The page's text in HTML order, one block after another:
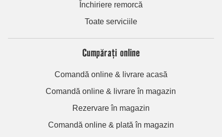
Închiriere remorcă
Toate serviciile
Cumpărați online
Comandă online & livrare acasă
Comandă online & livrare în magazin
Rezervare în magazin
Comandă online & plată în magazin